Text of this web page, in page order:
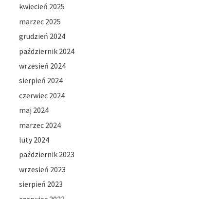
kwiecień 2025
marzec 2025
grudzień 2024
październik 2024
wrzesień 2024
sierpień 2024
czerwiec 2024
maj 2024
marzec 2024
luty 2024
październik 2023
wrzesień 2023
sierpień 2023